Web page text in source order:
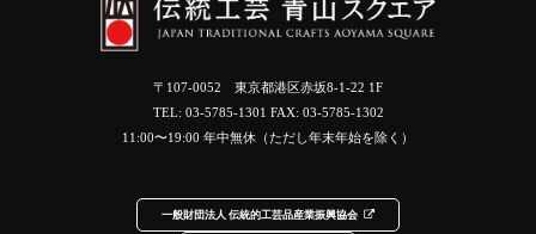
〒107-0052 東京都港区赤坂8-1-22 1F
TEL: 03-5785-1301 FAX: 03-5785-1302
11:00〜19:00 年中無休（ただし年末年始を除く）
一般財団法人 伝統的工芸品産業振興協会